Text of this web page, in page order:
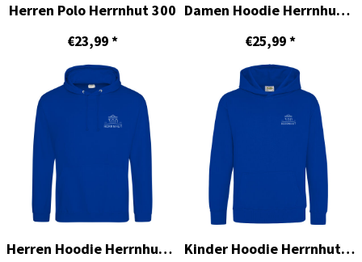
Herren Polo Herrnhut 300
€23,99*
Damen Hoodie Herrnhut 300
€25,99*
Herren Hoodie Herrnhut 300 Kinder Hoodie Herrnhut 300